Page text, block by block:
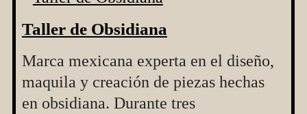
Taller de Obsidiana
Marca mexicana experta en el diseño,
maquila y creación de piezas hechas
en obsidiana. Durante tres